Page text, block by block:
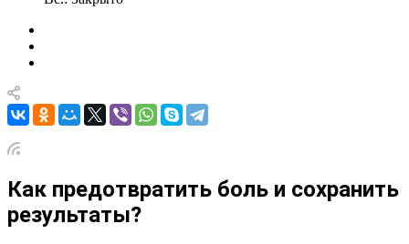
Как предотвратить боль и сохранить
результаты?